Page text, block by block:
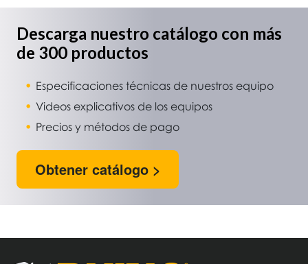
Descarga nuestro catálogo con más
de 300 productos
Especificaciones técnicas de nuestros equipo
Videos explicativos de los equipos
Precios y métodos de pago
Obtener catálogo >